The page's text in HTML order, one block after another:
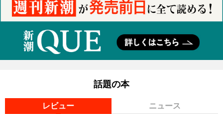
話題の本
レビュー ニュース